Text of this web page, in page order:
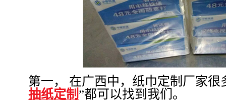
第一， 在广西中，纸巾定制厂家很
抽纸定制 ”都可以找到我们。